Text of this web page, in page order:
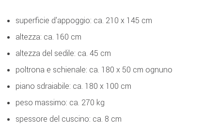
superficie d'appoggio: ca. 210 x 145 cm
altezza: ca. 160 cm
altezza del sedile: ca. 45 cm
poltrona e schienale: ca. 180 x 50 cm ognuno
piano sdraiabile: ca. 180 x 100 cm
peso massimo: ca. 270 kg
spessore del cuscino: ca. 8 cm